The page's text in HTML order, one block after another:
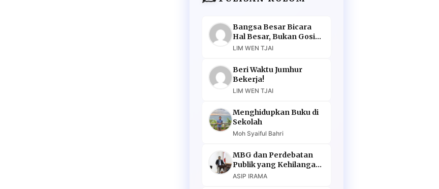
Bangsa Besar Bicara
Hal Besar, Bukan Gosip
Murahan
LIM WEN TJAI
Beri Waktu Jumhur
Bekerja!
LIM WEN TJAI
Menghidupkan Buku di
Sekolah
Moh Syaiful Bahri
MBG dan Perdebatan
Publik yang Kehilangan
Argumen
ASIP IRAMA